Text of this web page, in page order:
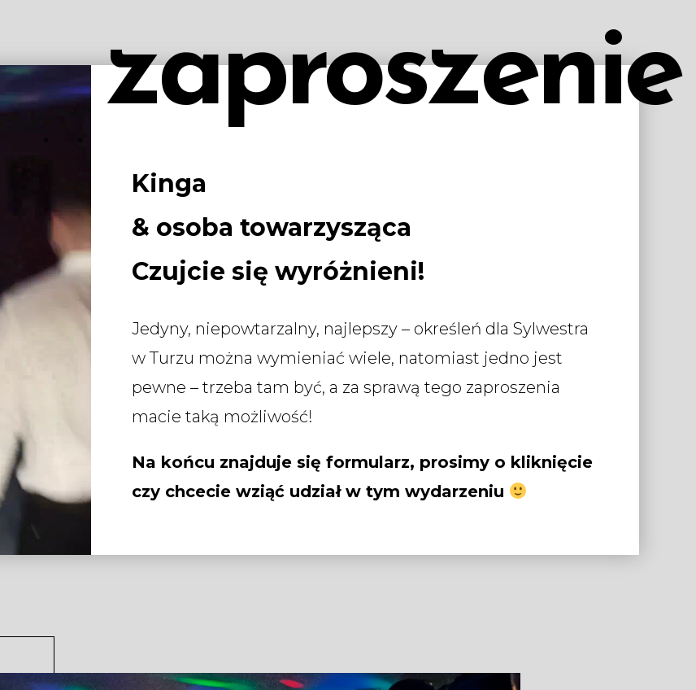
Kinga
& osoba towarzysząca
Czujcie się wyróżnieni!
Jedyny, niepowtarzalny, najlepszy – określeń dla Sylwestra
w Turzu można wymieniać wiele, natomiast jedno jest
pewne – trzeba tam być, a za sprawą tego zaproszenia
macie taką możliwość!
Na końcu znajduje się formularz, prosimy o kliknięcie
czy chcecie wziąć udział w tym wydarzeniu
zaproszenie